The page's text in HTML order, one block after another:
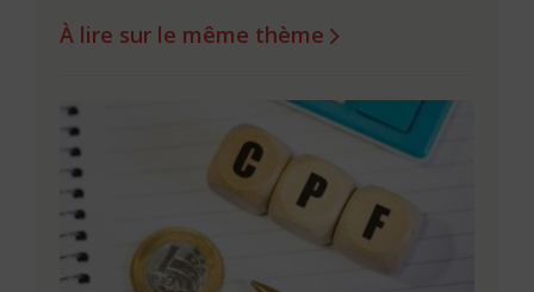
À lire sur le même thème